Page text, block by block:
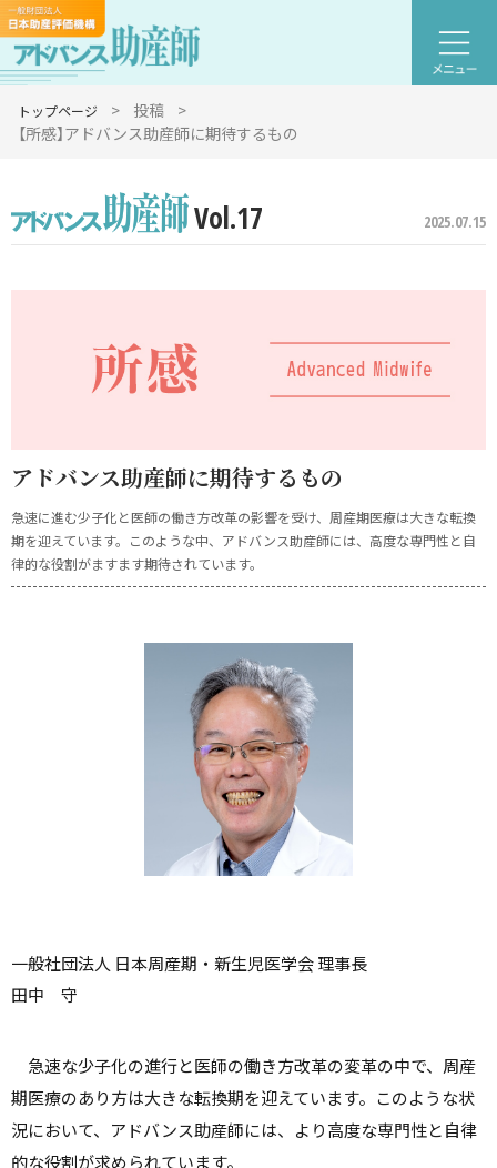
トップページ > 投稿
>
【所感】アドバンス助産師に期待するもの
Vol.17 2025.07.15
アドバンス助産師に期待するもの
急速に進む少子化と医師の働き方改革の影響を受け、周産期医療は大きな転換
期を迎えています。このような中、アドバンス助産師には、高度な専門性と自
律的な役割がますます期待されています。
一般社団法人 日本周産期・新生児医学会 理事長
田中 守
急速な少子化の進行と医師の働き方改革の変革の中で、周産
期医療のあり方は大きな転換期を迎えています。このような状
況において、アドバンス助産師には、より高度な専門性と自律
的な役割が求められています。